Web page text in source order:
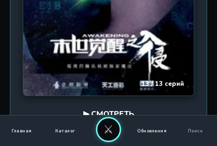
в стиле трёхмерной анимации. Зрителя ждёт
глубокий сюжет о цене власти, предательстве и
поиске своего предназначения в мире, где
каждый сам решает, кем ему стать: героем или
монстром. Производством занималась студия
Mokai Technology при поддержке Tencent Penguin
Pictures, что гарантирует высочайший уровень
визуального исполнения и увлекательный темп
повествования.
13 / 13 серий
▶ СМОТРЕТЬ
Год:
Главная Каталог ⚔ Обновления Поиск